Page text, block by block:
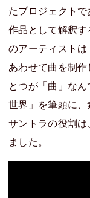
たプロジェクト
作品として解釈
のアーティストは
あわせて曲を制
とつが「曲」な
世界」を筆頭に
サントラの役割
ました。